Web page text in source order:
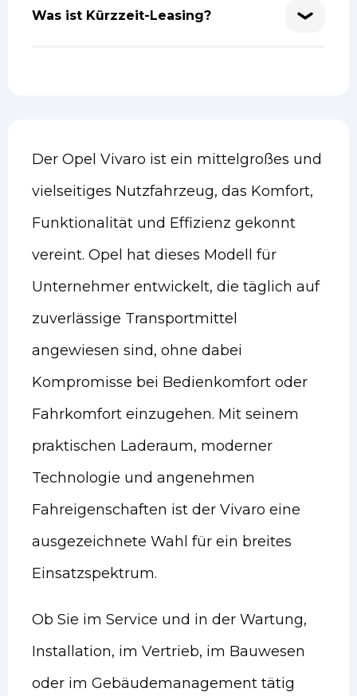
Was ist Kürzzeit-Leasing?
Der Opel Vivaro ist ein mittelgroßes und
vielseitiges Nutzfahrzeug, das Komfort,
Funktionalität und Effizienz gekonnt
vereint. Opel hat dieses Modell für
Unternehmer entwickelt, die täglich auf
zuverlässige Transportmittel
angewiesen sind, ohne dabei
Kompromisse bei Bedienkomfort oder
Fahrkomfort einzugehen. Mit seinem
praktischen Laderaum, moderner
Technologie und angenehmen
Fahreigenschaften ist der Vivaro eine
ausgezeichnete Wahl für ein breites
Einsatzspektrum.
Ob Sie im Service und in der Wartung,
Installation, im Vertrieb, im Bauwesen
oder im Gebäudemanagement tätig